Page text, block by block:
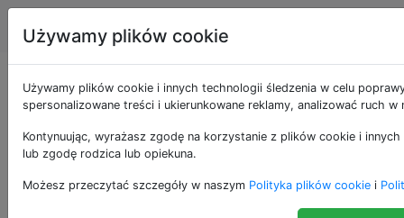
Programowanie
Pytania otagowane
jako http
Hypertext Transfer Protocol (HTTP) to protokół
Używamy plików cookie
Używamy plików cookie i innych technologii śledzenia w celu
spersonalizowane treści i ukierunkowane reklamy, analizować ruch
Kontynuując, wyrażasz zgodę na korzystanie z plików cookie i
lub zgodę rodzica lub opiekuna.
Możesz przeczytać szczegóły w naszym Polityka plików cookie i